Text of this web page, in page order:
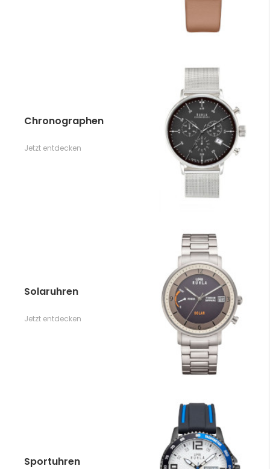
Chronographen
Jetzt entdecken
Solaruhren
Jetzt entdecken
Sportuhren